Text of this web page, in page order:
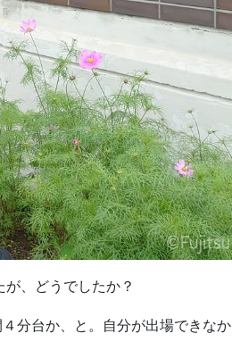
、どうでしたか？
分台か、と。自分が出場できなか